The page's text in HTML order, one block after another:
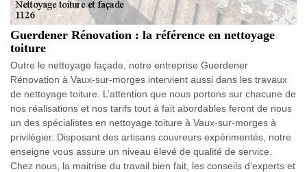
Guerdener Rénovation : la référence en nettoyage
toiture
Outre le nettoyage façade, notre entreprise Guerdener
Rénovation à Vaux-sur-morges intervient aussi dans les travaux
de nettoyage toiture. L’attention que nous portons sur chacune de
nos réalisations et nos tarifs tout à fait abordables feront de nous
un des spécialistes en nettoyage toiture à Vaux-sur-morges à
privilégier. Disposant des artisans couvreurs expérimentés, notre
enseigne vous assure un niveau élevé de qualité de service.
Chez nous, la maitrise du travail bien fait, les conseils d’experts et